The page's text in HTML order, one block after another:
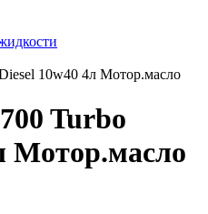
10w40 4л Мотор.масло
Turbo
Мотор.масло